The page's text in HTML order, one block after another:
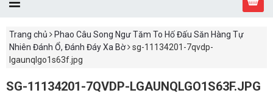
Trang chủ
Phao Câu Song Ngư Tăm To Hố Đấu Săn Hàng Tự
Nhiên Đánh Ổ, Đánh Đáy Xa Bờ
sg-11134201-7qvdp-
lgaunqlgo1s63f.jpg
SG-11134201-7QVDP-LGAUNQLGO1S63F.JPG